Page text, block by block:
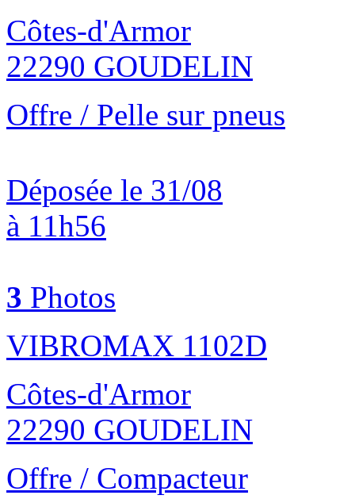
Côtes-d'Armor
22290 GOUDELIN
Offre / Pelle sur pneus
Déposée le 31/08
à 11h56
3 Photos
VIBROMAX 1102D
Côtes-d'Armor
22290 GOUDELIN
Offre / Compacteur